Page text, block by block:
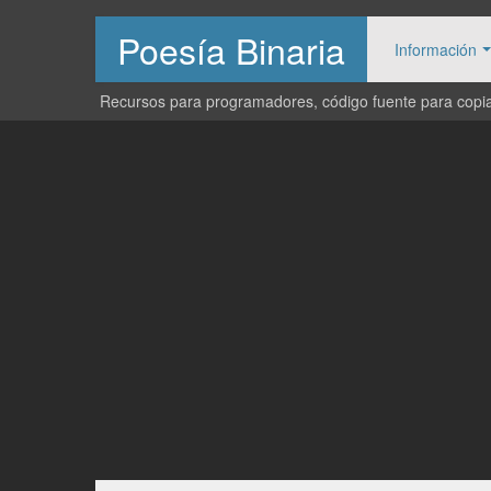
Poesía Binaria Información
Recursos para programadores, código fuente para